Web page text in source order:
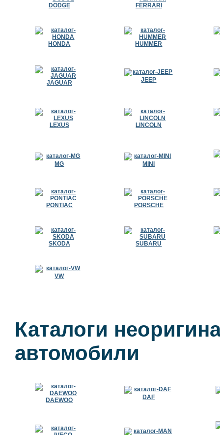
DODGE FERRARI
HONDA HUMMER
JAGUAR JEEP
LEXUS LINCOLN
MG MINI
PONTIAC PORSCHE
SKODA SUBARU
VW
Каталоги
автомобили
DAEWOO DAF